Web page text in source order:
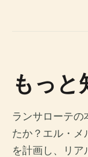
もっと
ランサローテの
たか？エル・メ
を計画し、リ